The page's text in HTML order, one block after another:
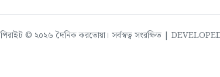
© ২০২৬ দৈনিক করতোয়া। সর্বস্বত্ব সংরক্ষিত |